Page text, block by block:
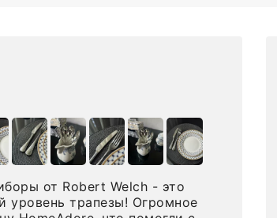
от Robert Welch - это
уровень трапезы! Огромное